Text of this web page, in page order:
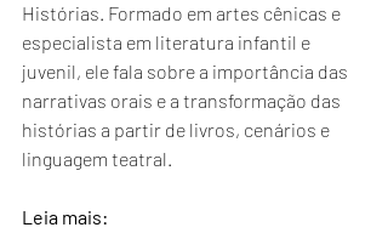
Histórias. Formado em artes cênicas e
especialista em literatura infantil e
juvenil, ele fala sobre a importância das
narrativas orais e a transformação das
histórias a partir de livros, cenários e
linguagem teatral.
Leia mais: